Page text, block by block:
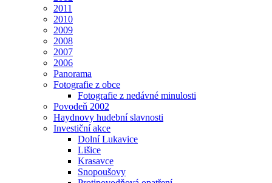
2011
2010
2009
2008
2007
2006
Panorama
Fotografie z obce
Fotografie z nedávné minulosti
Povodeň 2002
Haydnovy hudební slavnosti
Investiční akce
Dolní Lukavice
Lišice
Krasavce
Snopoušovy